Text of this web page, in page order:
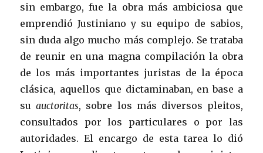
sin embargo, fue la obra más ambiciosa que
emprendió Justiniano y su equipo de sabios,
sin duda algo mucho más complejo. Se trataba
de reunir en una magna compilación la obra
de los más importantes juristas de la época
clásica, aquellos que dictaminaban, en base a
suauctoritas, sobre los más diversos pleitos,
consultados por los particulares o por las
autoridades. El encargo de esta tarea lo dió